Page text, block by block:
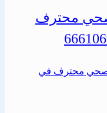
صحي محترف
صحي محترف في